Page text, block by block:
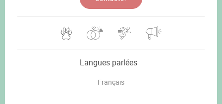
Langues parlées
Français